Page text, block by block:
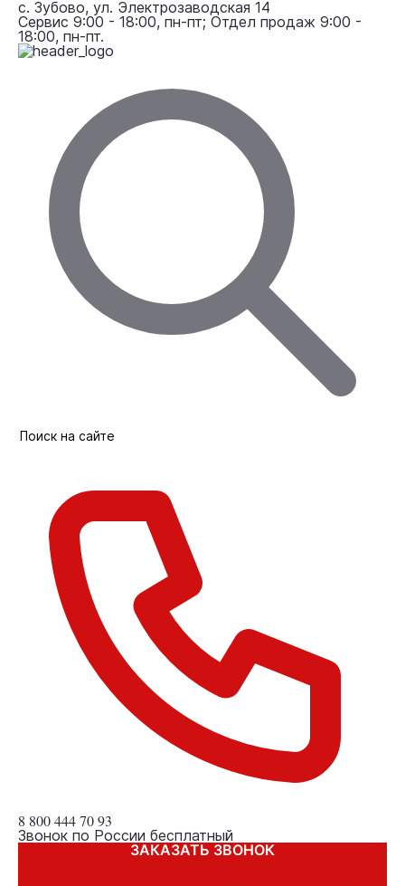
с. Зубово, ул. Электрозаводская 14
Сервис 9:00 - 18:00, пн-пт; Отдел продаж 9:00 -
18:00, пн-пт.
8 800444 70 93
Звонок по России бесплатный
ЗАКАЗАТЬ ЗВОНОК